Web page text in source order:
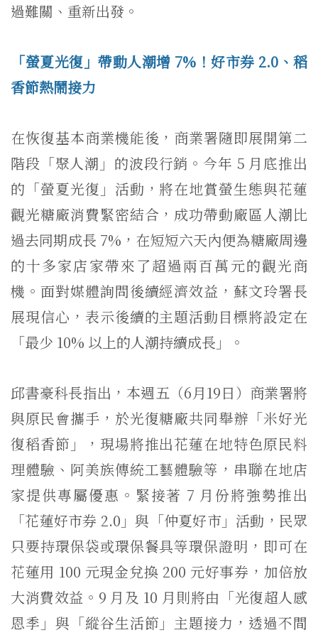
過難關、重新出發。
「螢夏光復」帶動人潮增 7%！好市券 2.0、稻
香節熱鬧接力
在恢復基本商業機能後，商業署隨即展開第二
階段「聚人潮」的波段行銷。今年 5 月底推出
的「螢夏光復」活動，將在地賞螢生態與花蓮
觀光糖廠消費緊密結合，成功帶動廠區人潮比
過去同期成長 7%，在短短六天內便為糖廠周邊
的十多家店家帶來了超過兩百萬元的觀光商
機。面對媒體詢問後續經濟效益，蘇文玲署長
展現信心，表示後續的主題活動目標將設定在
「最少 10% 以上的人潮持續成長」。
邱書豪科長指出，本週五（6月19日）商業署將
與原民會攜手，於光復糖廠共同舉辦「米好光
復稻香節」，現場將推出花蓮在地特色原民料
理體驗、阿美族傳統工藝體驗等，串聯在地店
家提供專屬優惠。緊接著 7 月份將強勢推出
「花蓮好市券 2.0」與「仲夏好市」活動，民眾
只要持環保袋或環保餐具等環保證明，即可在
花蓮用 100 元現金兌換 200 元好事券，加倍放
大消費效益。9 月及 10 月則將由「光復超人感
恩季」與「縱谷生活節」主題接力，透過不間